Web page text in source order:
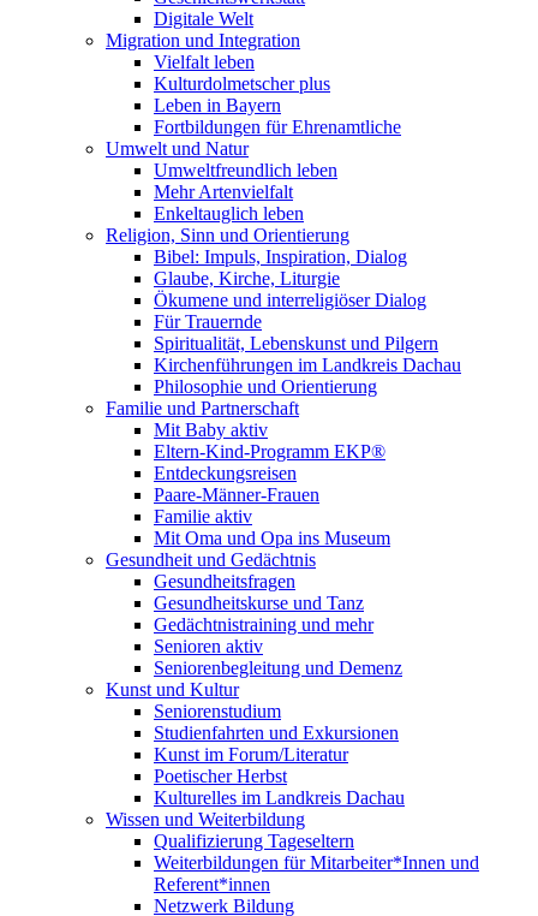
Digitale Welt
Migration und Integration
Vielfalt leben
Kulturdolmetscher plus
Leben in Bayern
Fortbildungen für Ehrenamtliche
Umwelt und Natur
Umweltfreundlich leben
Mehr Artenvielfalt
Enkeltauglich leben
Religion, Sinn und Orientierung
Bibel: Impuls, Inspiration, Dialog
Glaube, Kirche, Liturgie
Ökumene und interreligiöser Dialog
Für Trauernde
Spiritualität, Lebenskunst und Pilgern
Kirchenführungen im Landkreis Dachau
Philosophie und Orientierung
Familie und Partnerschaft
Mit Baby aktiv
Eltern-Kind-Programm EKP®
Entdeckungsreisen
Paare-Männer-Frauen
Familie aktiv
Mit Oma und Opa ins Museum
Gesundheit und Gedächtnis
Gesundheitsfragen
Gesundheitskurse und Tanz
Gedächtnistraining und mehr
Senioren aktiv
Seniorenbegleitung und Demenz
Kunst und Kultur
Seniorenstudium
Studienfahrten und Exkursionen
Kunst im Forum/Literatur
Poetischer Herbst
Kulturelles im Landkreis Dachau
Wissen und Weiterbildung
Qualifizierung Tageseltern
Weiterbildungen für Mitarbeiter*Innen und
Referent*innen
Netzwerk Bildung